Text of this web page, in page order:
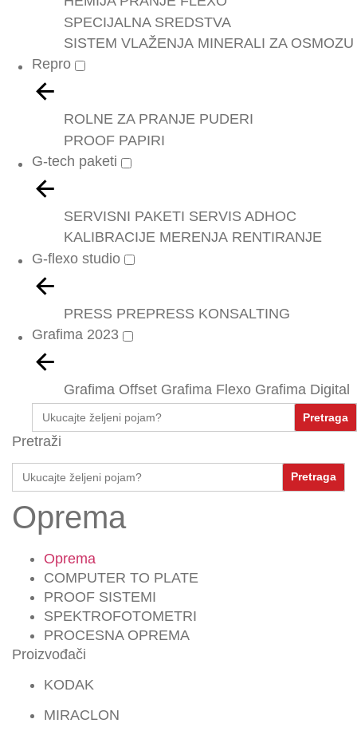
SPECIJALNA SREDSTVA
SISTEM VLAŽENJA MINERALI ZA OSMOZU
Repro
ROLNE ZA PRANJE PUDERI
PROOF PAPIRI
G-tech paketi
SERVISNI PAKETI SERVIS ADHOC
KALIBRACIJE MERENJA RENTIRANJE
G-flexo studio
PRESS PREPRESS KONSALTING
Grafima 2023
Grafima Offset Grafima Flexo Grafima Digital
Search
for:
Pretraži
Search
for:
Oprema
Oprema
COMPUTER TO PLATE
PROOF SISTEMI
SPEKTROFOTOMETRI
PROCESNA OPREMA
Proizvođači
KODAK
MIRACLON